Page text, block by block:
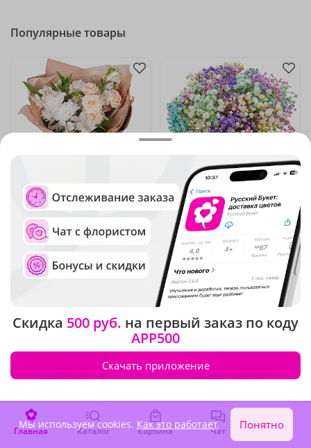
Популярные товары
5(339)
Букет "Мгновения счастья"
В наличии
4.9(453)
Композиция "Звездочка"
В наличии
3 320 ₽
Главная Каталог Корзина Чат Войти
Скидка 500 руб. на первый заказ по коду
APP500
Скачать приложение
Мы используем cookies. Как это работает. Понятно